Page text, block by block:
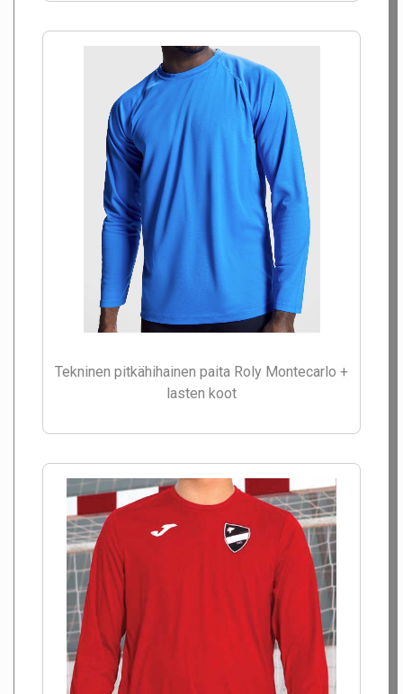
Tekninen pitkähihainen paita Roly Montecarlo +
lasten koot